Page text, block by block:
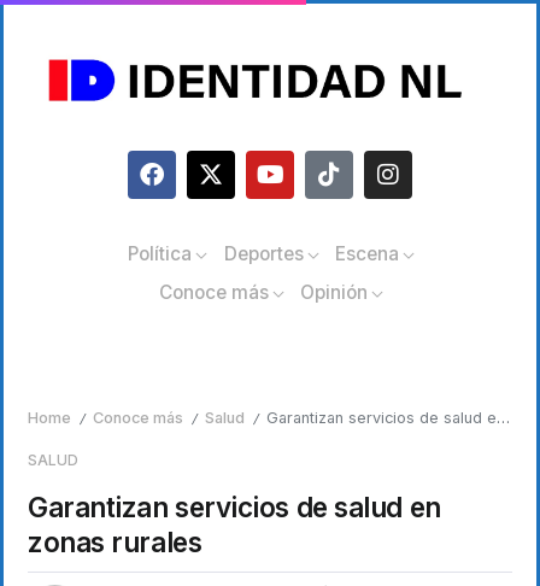
Política Deportes
Escena
Conoce más
Opinión
Home / Conoce más / Salud / Garantizan servicios de salud en zonas rurales
SALUD
Garantizan servicios de salud en
zonas rurales